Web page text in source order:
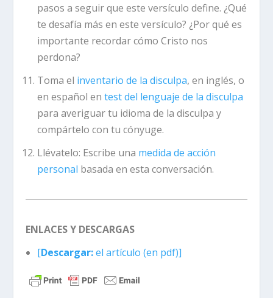
pasos a seguir que este versículo define. ¿Qué
te desafía más en este versículo? ¿Por qué es
importante recordar cómo Cristo nos
perdona?
Toma el inventario de la disculpa, en inglés, o
en español en test del lenguaje de la disculpa
para averiguar tu idioma de la disculpa y
compártelo con tu cónyuge.
Llévatelo: Escribe una medida de acción
personal basada en esta conversación.
ENLACES Y DESCARGAS
[Descargar:el artículo (en pdf)]